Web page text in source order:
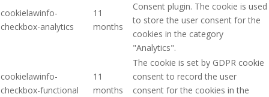
cookielawinfo-
checkbox-analytics
11
months
Consent plugin. The cookie is used
to store the user consent for the
cookies in the category
"Analytics".
cookielawinfo-
checkbox-functional
11
months
The cookie is set by GDPR cookie
consent to record the user
consent for the cookies in the